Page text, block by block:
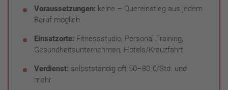
Voraussetzungen: keine – Quereinstieg aus jedem
Beruf möglich
Einsatzorte: Fitnessstudio, Personal Training,
Gesundheitsunternehmen, Hotels/Kreuzfahrt
Verdienst: selbstständig oft 50–80 €/Std. und
mehr